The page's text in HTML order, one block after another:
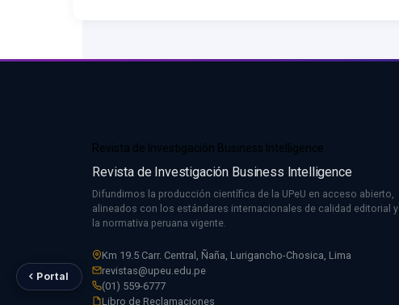
Portal
Revista de Investigación Business Intelligence
Revista de Investigación Business Intelligence
Difundimos la producción científica de la UPeU en acceso abierto,
alineados con los estándares internacionales de calidad editorial y
la normativa peruana vigente.
Km 19.5 Carr. Central, Ñaña, Lurigancho-Chosica, Lima
revistas@upeu.edu.pe
(01) 559-6777
Libro de Reclamaciones